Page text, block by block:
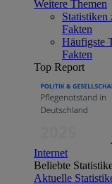
Weitere Themen
Fakten
Häufigste
Fakten
Top Report
Internet
Beliebte
Aktuelle